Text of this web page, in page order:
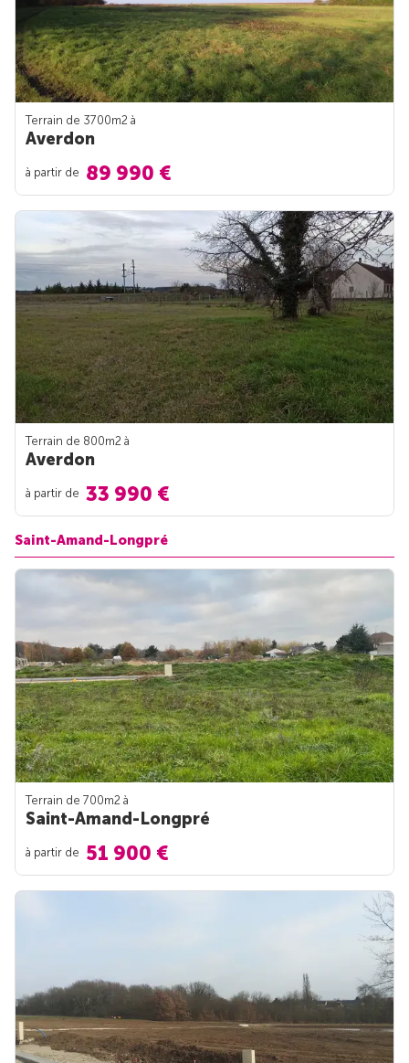
Terrain de 3700m2 à
Averdon
à partir de 89 990 €
Terrain de 800m2 à
Averdon
à partir de 33 990 €
Saint-Amand-Longpré
Terrain de 700m2 à
Saint-Amand-Longpré
à partir de 51 900 €